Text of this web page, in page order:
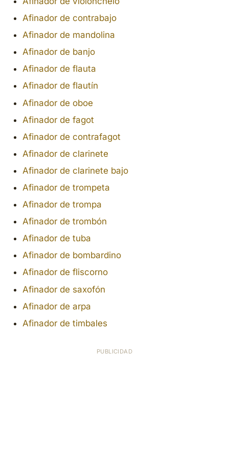
Afinador de contrabajo
Afinador de mandolina
Afinador de banjo
Afinador de flauta
Afinador de flautín
Afinador de oboe
Afinador de fagot
Afinador de contrafagot
Afinador de clarinete
Afinador de clarinete bajo
Afinador de trompeta
Afinador de trompa
Afinador de trombón
Afinador de tuba
Afinador de bombardino
Afinador de fliscorno
Afinador de saxofón
Afinador de arpa
Afinador de timbales